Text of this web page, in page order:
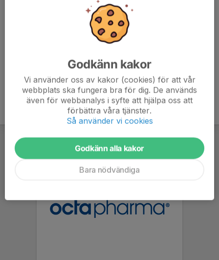
Godkänn kakor
Vi använder oss av kakor (cookies) för att vår
webbplats ska fungera bra för dig. De används
även för webbanalys i syfte att hjälpa oss att
förbättra våra tjänster.
Så använder vi cookies
Godkänn alla kakor
Bara nödvändiga